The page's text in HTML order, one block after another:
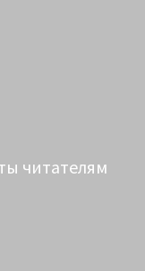
читателям